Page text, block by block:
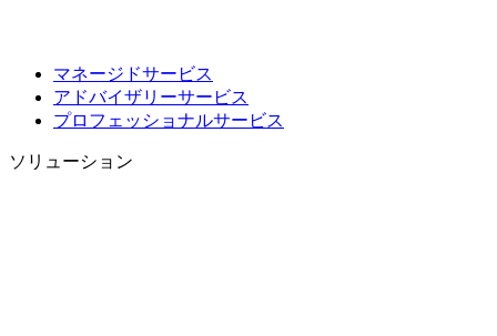
マネージドサービス
アドバイザリーサービス
プロフェッショナルサービス
ソリューション